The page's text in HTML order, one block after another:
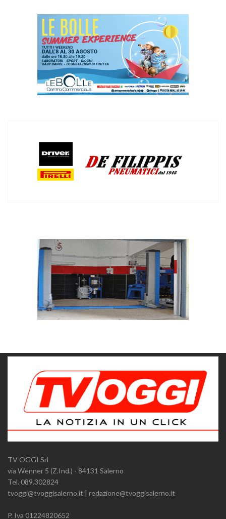
TV OGGI Srl
via Wenner 5 (Z.Ind.) - 84131 Salerno
Tel. 089.302824
tvoggi@tvoggisalerno.it | redazione@tvoggisalerno.it
P. Iva 01224820652